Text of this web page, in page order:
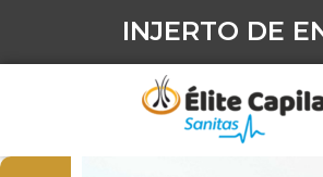
INJERTO DE